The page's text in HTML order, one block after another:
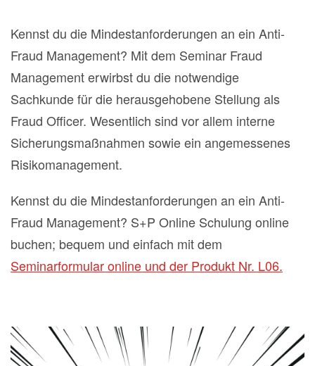
Kennst du die Mindestanforderungen an ein Anti-
Fraud Management? Mit dem Seminar Fraud
Management erwirbst du die notwendige
Sachkunde für die herausgehobene Stellung als
Fraud Officer. Wesentlich sind vor allem interne
Sicherungsmaßnahmen sowie ein angemessenes
Risikomanagement.
Kennst du die Mindestanforderungen an ein Anti-
Fraud Management? S+P Online Schulung online
buchen; bequem und einfach mit dem
Seminarformular online und der Produkt Nr. L06.